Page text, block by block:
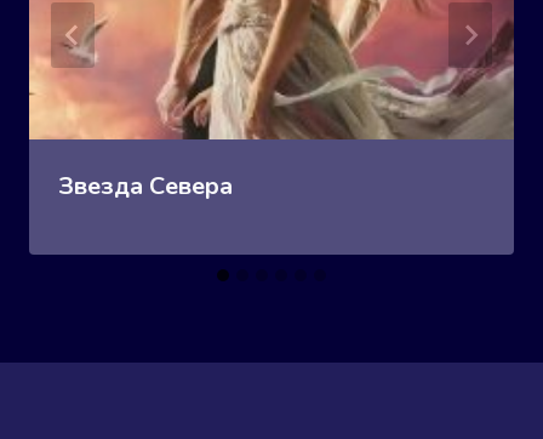
Звезда Севера